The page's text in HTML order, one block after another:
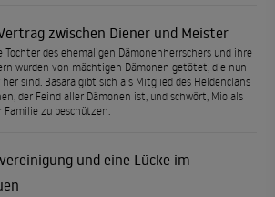
zwischen Diener und Meister
Tochter des ehemaligen Dämonenherrschers und ihre
wurden von mächtigen Dämonen getötet, die nun
sind. Basara gibt sich als Mitglied des Heldenclans
der Feind aller Dämonen ist, und schwört, Mio als
Familie zu beschützen.
und eine Lücke im